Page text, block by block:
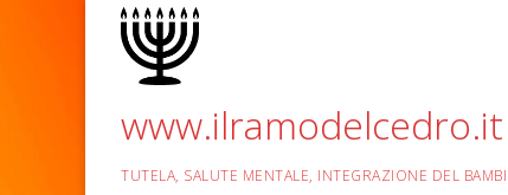
content
www.ilramodelcedro.it
TUTELA, SALUTE MENTALE, INTEGRAZIONE DEL